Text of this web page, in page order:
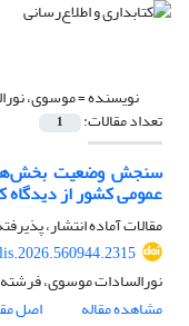
نویسنده =موسوی،
تعداد مقالات: 1
سنجش وضعیت بخش‌های
عمومی کشور از دیدگاه
مقالات آماده انتشار،
نورالسادات موسوی،
مشاهده مقاله
اصل